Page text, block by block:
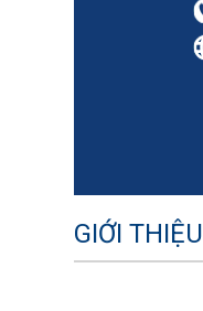
GIỚI THIỆU